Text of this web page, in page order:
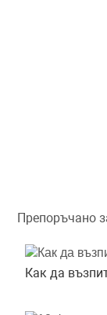
Препоръчано
Как да